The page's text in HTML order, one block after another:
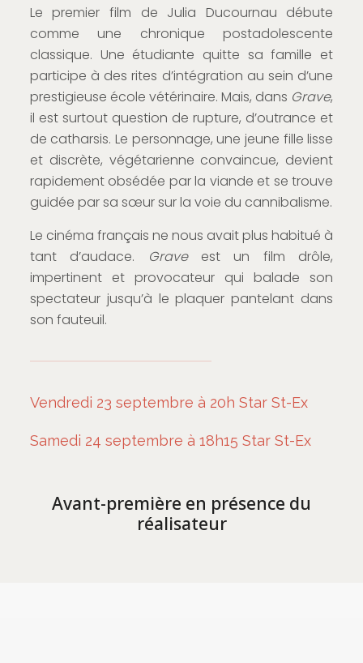
Le premier film de Julia Ducournau débute
comme une chronique postadolescente
classique. Une étudiante quitte sa famille et
participe à des rites d’intégration au sein d’une
prestigieuse école vétérinaire. Mais, dans Grave,
il est surtout question de rupture, d’outrance et
de catharsis. Le personnage, une jeune fille lisse
et discrète, végétarienne convaincue, devient
rapidement obsédée par la viande et se trouve
guidée par sa sœur sur la voie du cannibalisme.
Le cinéma français ne nous avait plus habitué à
tant d’audace. Graveest un film drôle,
impertinent et provocateur qui balade son
spectateur jusqu’à le plaquer pantelant dans
son fauteuil.
Vendredi 23 septembre à 20h Star St-Ex
Samedi 24 septembre à 18h15 Star St-Ex
Avant-première en présence du
réalisateur